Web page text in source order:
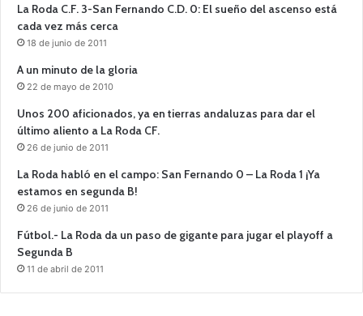
La Roda C.F. 3-San Fernando C.D. 0: El sueño del ascenso está
cada vez más cerca
18 de junio de 2011
A un minuto de la gloria
22 de mayo de 2010
Unos 200 aficionados, ya en tierras andaluzas para dar el
último aliento a La Roda CF.
26 de junio de 2011
La Roda habló en el campo: San Fernando 0 – La Roda 1 ¡Ya
estamos en segunda B!
26 de junio de 2011
Fútbol.- La Roda da un paso de gigante para jugar el playoff a
Segunda B
11 de abril de 2011